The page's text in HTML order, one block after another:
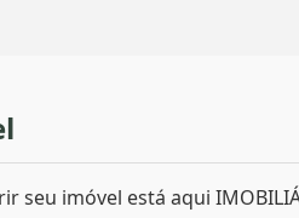
seu imóvel está aqui